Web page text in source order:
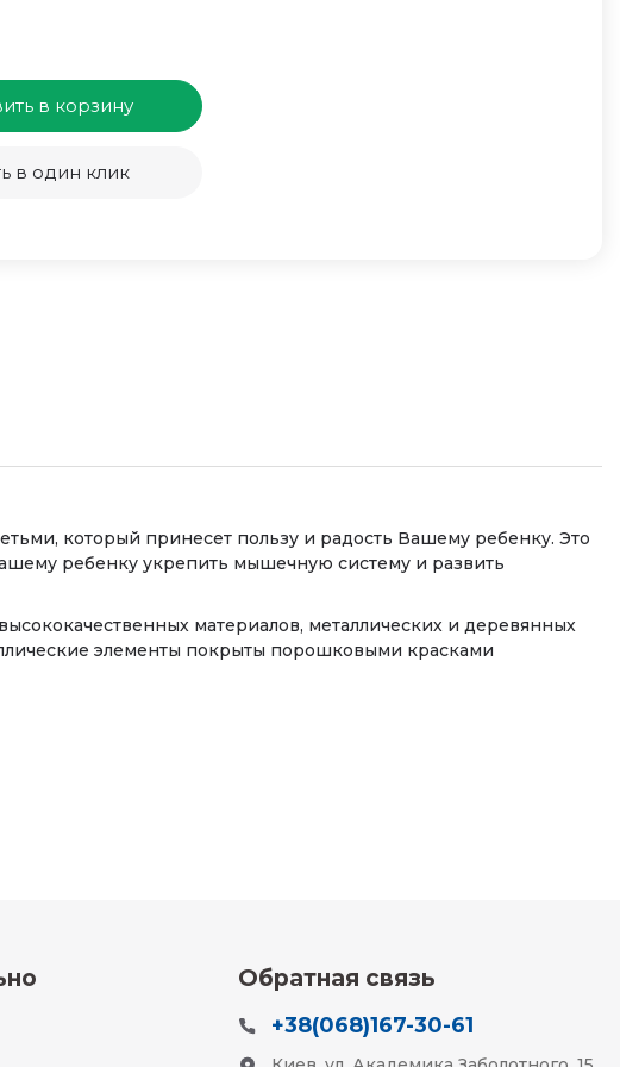
в корзину
в один клик
который принесет пользу и радость Вашему ребенку. Это
ребенку укрепить мышечную систему и развить
материалов, металлических и деревянных
элементы покрыты порошковыми красками
Обратная связь
+38(068)167-30-61